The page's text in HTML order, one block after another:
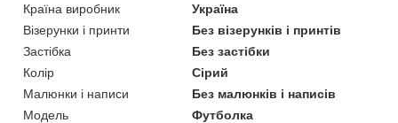
Країна виробник
Україна
Візерунки і принти
Без візерунків і принтів
Застібка
Без застібки
Колір
Сірий
Малюнки і написи
Без малюнків і написів
Модель
Футболка